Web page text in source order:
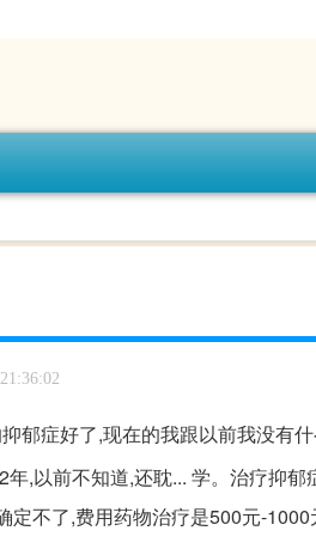
郁症好了,现在的我跟以前我没有
,以前不知道,还耽... 学。治疗抑郁
定不了,费用药物治疗是500元-